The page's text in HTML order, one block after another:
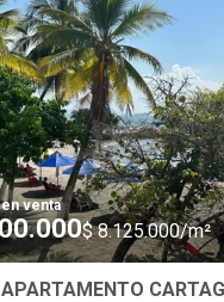
en venta
$ 8.125.000/m²